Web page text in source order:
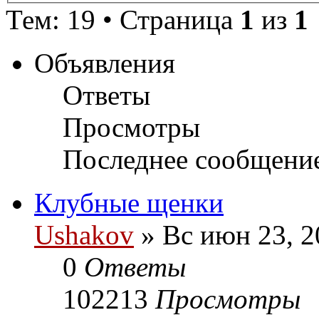
Тем: 19 • Страница 1 из 1
Объявления
Ответы
Просмотры
Последнее
Клубные щенки
Ushakov » Вс июн 23,
0 Ответы
102213 Просмотры